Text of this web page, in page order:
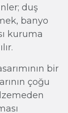
duş
banyo
kuruma
bir
çoğu